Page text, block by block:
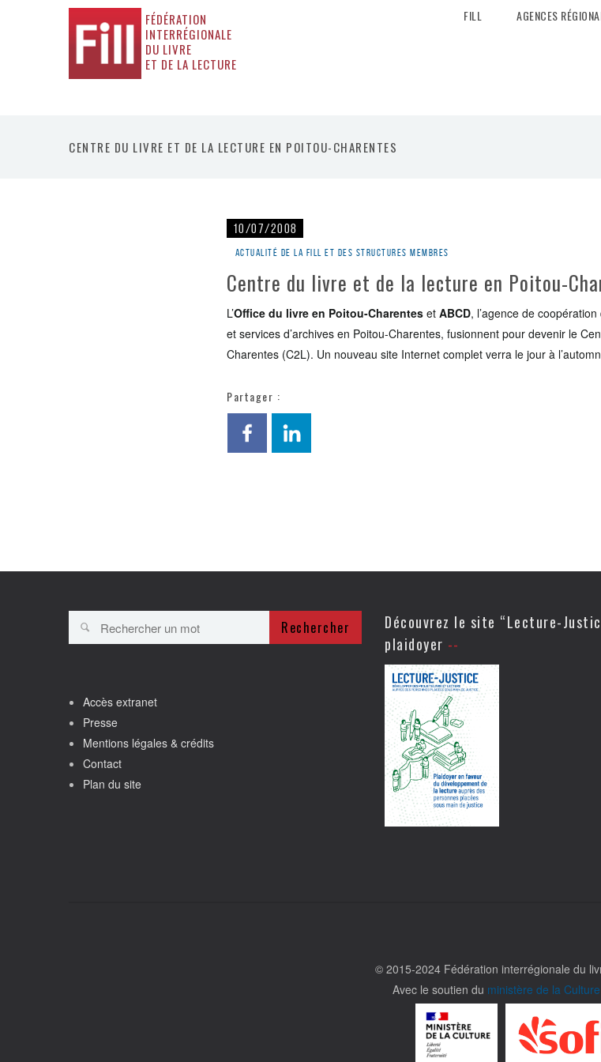
FÉDÉRATION
INTERRÉGIONALE
DU LIVRE
ET DE LA LECTURE
FILL AGENCES
CENTRE DU LIVRE ET DE LA LECTURE EN POITOU-CHARENTES
10/07/2008
Actualité de la Fill et des structures membres
Centre du livre et de la lecture en Poitou-
L’Office du livre en Poitou-Charentes et ABCD, l’agence de
et services d’archives en Poitou-Charentes, fusionnent pour devenir le
Charentes (C2L). Un nouveau site Internet complet verra le jour à
Partager :
Rechercher
Accès extranet
Presse
Mentions légales & crédits
Contact
Plan du site
Découvrez le site “Lecture-
plaidoyer
© 2015-2024 Fédération interrégionale du
Avec le soutien du ministère de la Culture